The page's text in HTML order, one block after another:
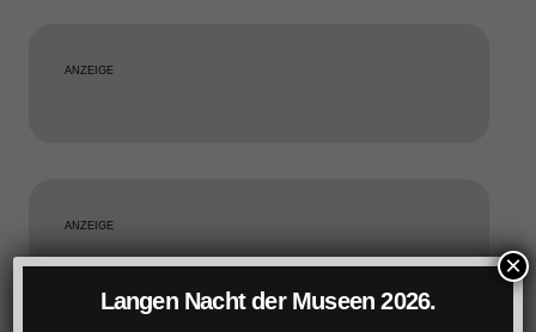
ANZEIGE
ANZEIGE
Langen Nacht der Museen 2026.
×